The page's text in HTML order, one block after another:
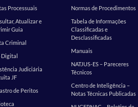
Processuais
Atualizar e
Guia
Criminal
Digital
Judiciária
JF
de Peritos
Normas de Procedimentos
Tabela de Informações
Classificadas e
Desclassificadas
Manuais
NATJUS-ES – Pareceres
Técnicos
Centro de Inteligência –
Notas Técnicas Publicadas